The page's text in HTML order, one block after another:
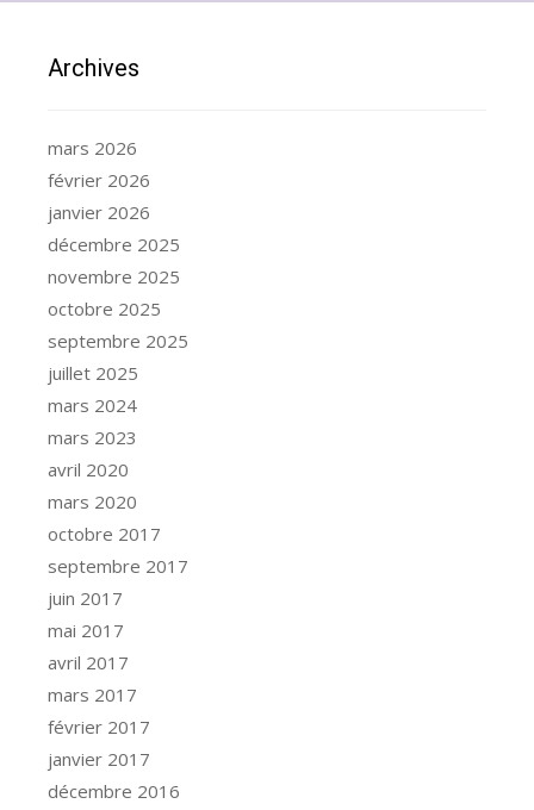
Archives
mars 2026
février 2026
janvier 2026
décembre 2025
novembre 2025
octobre 2025
septembre 2025
juillet 2025
mars 2024
mars 2023
avril 2020
mars 2020
octobre 2017
septembre 2017
juin 2017
mai 2017
avril 2017
mars 2017
février 2017
janvier 2017
décembre 2016